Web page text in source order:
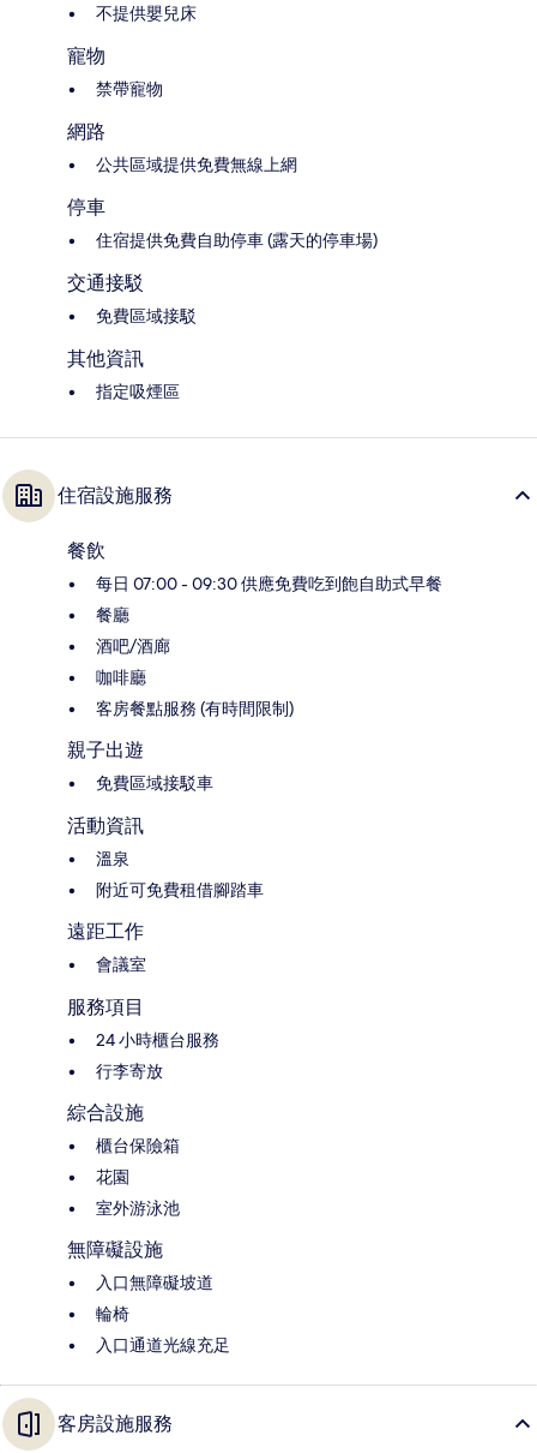
不提供嬰兒床
寵物
禁帶寵物
網路
公共區域提供免費無線上網
停車
住宿提供免費自助停車 (露天的停車場)
交通接駁
免費區域接駁
其他資訊
指定吸煙區
住宿設施服務
餐飲
每日 07:00 - 09:30 供應免費吃到飽自助式早餐
餐廳
酒吧/酒廊
咖啡廳
客房餐點服務 (有時間限制)
親子出遊
免費區域接駁車
活動資訊
溫泉
附近可免費租借腳踏車
遠距工作
會議室
服務項目
24 小時櫃台服務
行李寄放
綜合設施
櫃台保險箱
花園
室外游泳池
無障礙設施
入口無障礙坡道
輪椅
入口通道光線充足
客房設施服務